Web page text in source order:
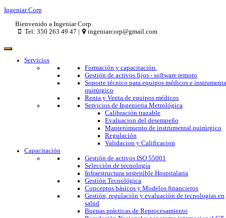
Ingeniar Corp
Bienvenido a Ingeniar Corp.
Tel: 350 263 49 47 |
ingeniarcorp@gmail.com
Servicios
Formación y capacitación.
Gestión de activos fijos - software remoto
Soporte técnico para equipos médicos e
quirúrgico
Renta y Venta de equipos médicos
Servicios de Ingenieria Metrológica
Calibración trazable
Evaluacion del desempeño
Mantenimiento de instrumental quirúrgico
Regulación
Validacion y Calificacion
Capacitación
Gestión de activos ISO 55001
Selección de tecnología
Infraestructura sostenible Hospitalaria
Gestión Tecnológica
Conceptos básicos y Modelos financieros
Gestión, regulación y evaluación de tecnologías en
salud
Buenas prácticas de Reprocesamiento